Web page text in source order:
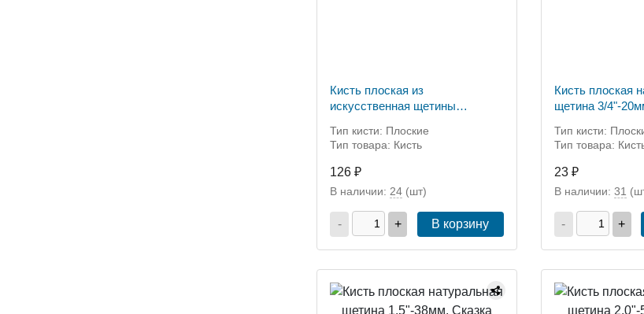
Кисть плоская из
искусственная щетины
Тип кисти: Плоские
Тип товара: Кисть
126 ₽
В наличии: 24 (шт)
- + В корзину
Кисть плоская
щетина 3/4"-
Тип кисти:
Тип товара:
23 ₽
В наличии: 31
- +